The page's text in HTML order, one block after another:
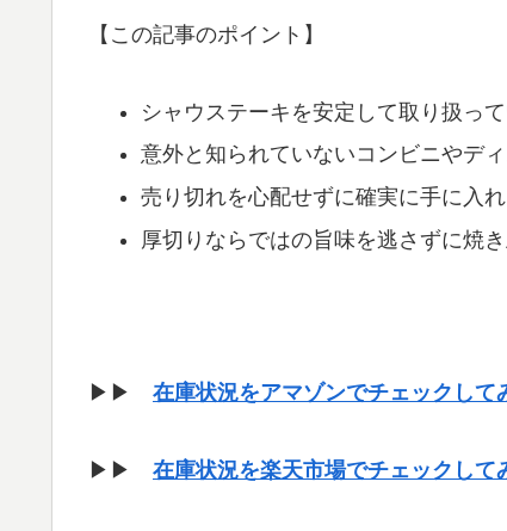
【この記事のポイント】
シャウステーキを安定して取り扱っ
意外と知られていないコンビニやデ
売り切れを心配せずに確実に手に入
厚切りならではの旨味を逃さずに焼
▶▶ 在庫状況をアマゾンでチェックして
▶▶ 在庫状況を楽天市場でチェックして